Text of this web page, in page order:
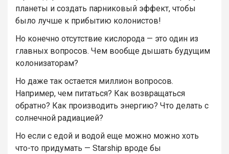
планеты и создать парниковый эффект, чтобы
было лучше к прибытию колонистов!
Но конечно отсутствие кислорода — это один из
главных вопросов. Чем вообще дышать будущим
колонизаторам?
Но даже так остается миллион вопросов.
Например, чем питаться? Как возвращаться
обратно? Как производить энергию? Что делать с
солнечной радиацией?
Но если с едой и водой еще можно можно хоть
что-то придумать — Starship вроде бы